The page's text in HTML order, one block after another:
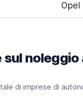
Opel
noleggio
di imprese di